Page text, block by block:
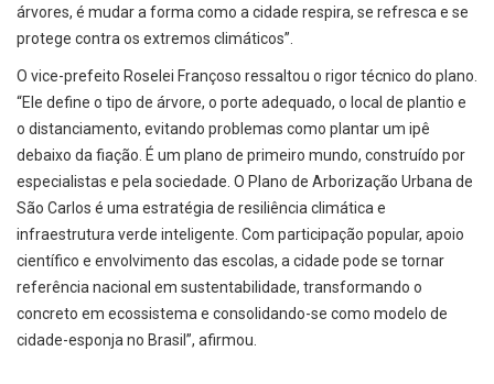
árvores, é mudar a forma como a cidade respira, se refresca e se
protege contra os extremos climáticos”.
O vice-prefeito Roselei Françoso ressaltou o rigor técnico do plano.
“Ele define o tipo de árvore, o porte adequado, o local de plantio e
o distanciamento, evitando problemas como plantar um ipê
debaixo da fiação. É um plano de primeiro mundo, construído por
especialistas e pela sociedade. O Plano de Arborização Urbana de
São Carlos é uma estratégia de resiliência climática e
infraestrutura verde inteligente. Com participação popular, apoio
científico e envolvimento das escolas, a cidade pode se tornar
referência nacional em sustentabilidade, transformando o
concreto em ecossistema e consolidando-se como modelo de
cidade-esponja no Brasil”, afirmou.